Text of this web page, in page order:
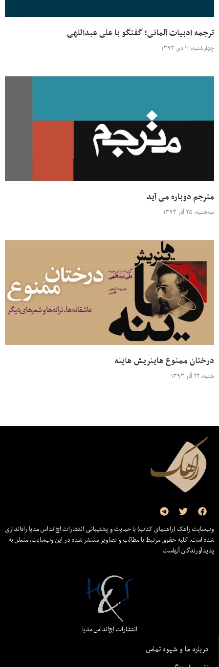
ترجمه ادبیات آلمانی؛ گفتگو با علی عبداللهی
چهارشنبه، ۱۰ دی ۱۳۹۳
مترجم دوباره می آید
سه‌شنبه، ۲۵ آذر ۱۳۹۳
درختان ممنوع هاینریش هاینه
شنبه، ۲۲ آذر ۱۳۹۳
وب‌سایت راهک (راهنمای کتاب) با حمایت و پشتیبانی انتشارات اچ‌اند‌اس مدیا راه‌اندازی
شده است. کلیه حقوق مرتبط با مطالب و تصاویر منتشر شده در این وب‌سایت، متعلق به
پدیدآورندگان آنهاست
انتشارات اچ‌اند‌اس مدیا
درباره ما و شیوه تماس